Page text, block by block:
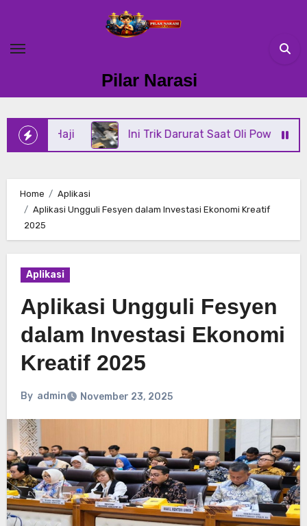
content
Pilar Narasi
Ini Trik Darurat Saat Oli Power Steering Di
Home
Aplikasi
Aplikasi Ungguli Fesyen dalam Investasi Ekonomi Kreatif
2025
Aplikasi
Aplikasi Ungguli Fesyen
dalam Investasi Ekonomi
Kreatif 2025
By admin November 23, 2025